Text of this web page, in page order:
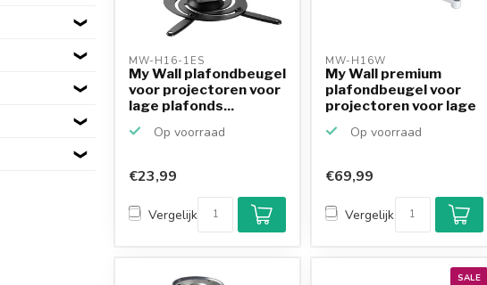
MW-H16-1ES
My Wall plafondbeugel
voor projectoren voor
lage plafonds...
Op voorraad
€23,99
Vergelijk
MW-H16W
My Wall premium
plafondbeugel voor
projectoren voor lage
Op voorraad
€69,99
Vergelijk
SALE